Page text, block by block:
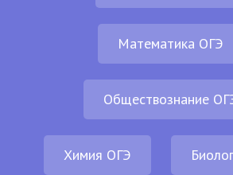
Математика ОГЭ
Обществознание
Химия ОГЭ